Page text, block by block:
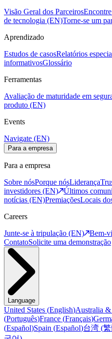
Visão Geral dos Parceiros
de tecnologia (EN)Torne-se um
Aprendizado
Estudos de casosRelatórios
informativosGlossário
Ferramentas
Avaliação de maturidade em
produto (EN)
Events
Navigate (EN)
Para a empresa
Para a empresa
Sobre nósPorque nósLiderança
investidores (EN)
Últimos
notícias (EN)PremiaçõesLocais
Careers
Junte-se à tripulação (EN)
Bem-
ContatoSolicite uma demonstração
Language
United States (English)Australia
(Português)France (Français)
(Español)Spain (Español)台湾 (